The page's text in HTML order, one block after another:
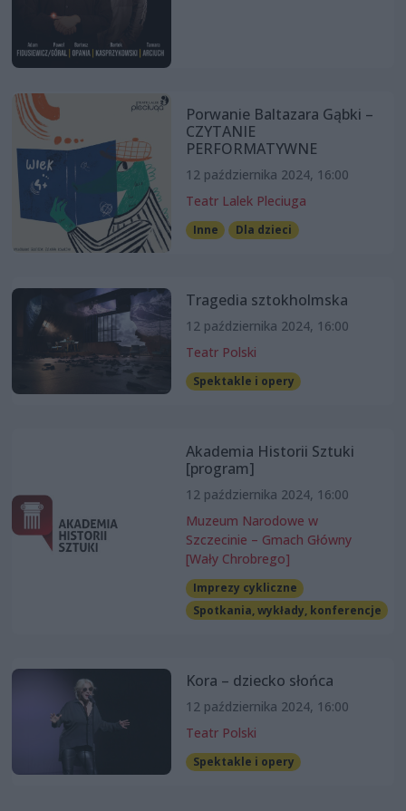
Porwanie Baltazara Gąbki –
CZYTANIE
PERFORMATYWNE
12 października 2024, 16:00
Teatr Lalek Pleciuga
Inne Dla dzieci
Tragedia sztokholmska
12 października 2024, 16:00
Teatr Polski
Spektakle i opery
Akademia Historii Sztuki
[program]
12 października 2024, 16:00
Muzeum Narodowe w
Szczecinie – Gmach Główny
[Wały Chrobrego]
Imprezy cykliczne
Spotkania, wykłady, konferencje
Kora – dziecko słońca
12 października 2024, 16:00
Teatr Polski
Spektakle i opery